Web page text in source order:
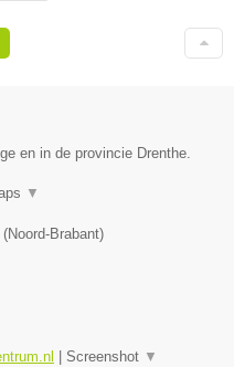
en in de provincie Drenthe.
▼
(Noord-Brabant)
Screenshot ▼